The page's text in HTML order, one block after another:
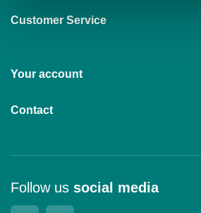
Customer Service
Your account
Contact
Follow us social media